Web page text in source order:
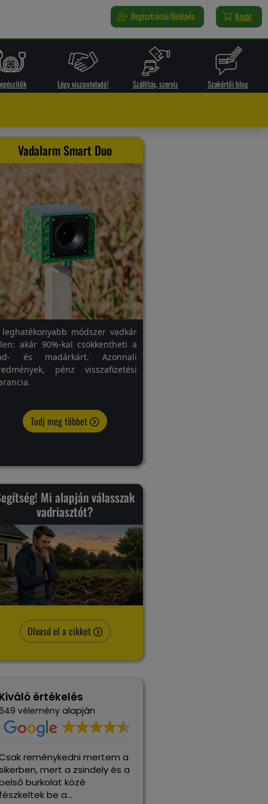
Kosár
Regisztráció/Belépés
Légy viszonteladó! Szállítás, szerviz Szakértői blog
Vadalarm Smart Duo
módszer vadkár
akár 90%-kal csökkentheti a
és madárkárt. Azonnali
pénz visszafizetési
Tudj meg többet
Mi alapján válasszak
vadriasztót?
Olvasd el a cikket
Kiváló értékelés
vélemény alapján
reménykedni mertem a
mert a zsindely és a
burkolat közé
be a